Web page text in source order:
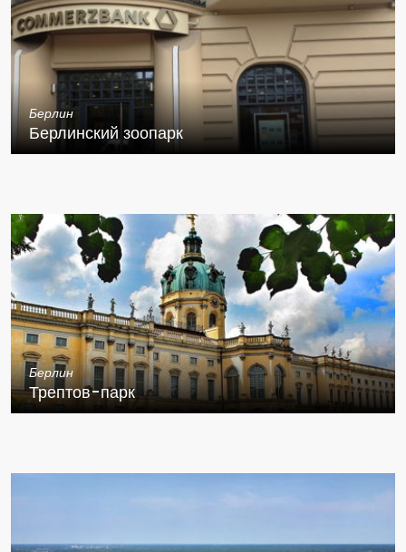
Берлин
Берлинский зоопарк
Берлин
Трептов-парк